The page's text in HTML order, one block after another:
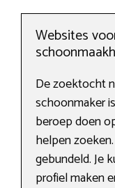
Websites
De zoektocht
schoonmaker
beroep doen
helpen
gebundeld. Je
profiel maken